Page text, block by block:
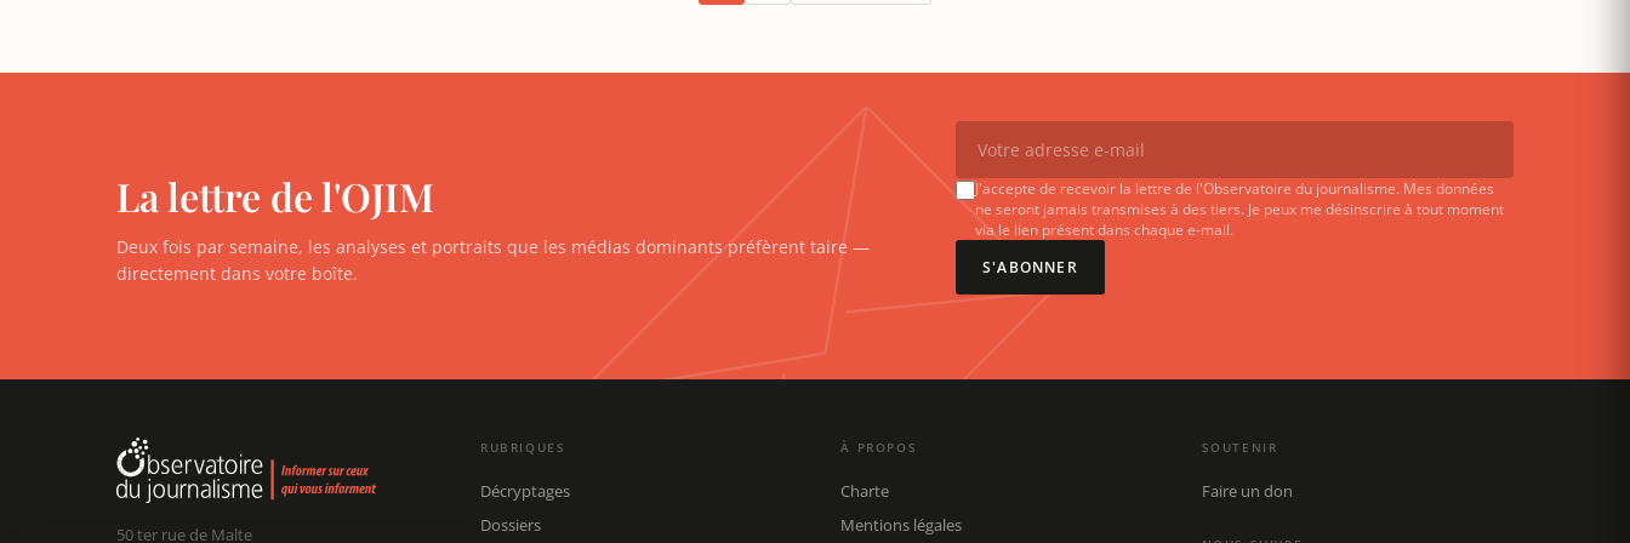
La lettre de l'OJIM
Deux fois par semaine, les analyses et portraits que les médias dominants préfèrent taire —
directement dans votre boîte.
J'accepte de recevoir la lettre de l'Observatoire du journalisme. Mes données
ne seront jamais transmises à des tiers. Je peux me désinscrire à tout moment
via le lien présent dans chaque e-mail.
S'ABONNER
50 ter rue de Malte
RUBRIQUES
Décryptages
Dossiers
À PROPOS
Charte
Mentions légales
SOUTENIR
Faire un don